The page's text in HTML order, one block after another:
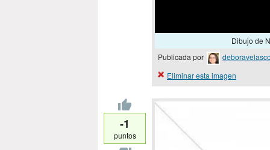
Dibujo de
Publicada por
Eliminar esta imagen
-1
puntos